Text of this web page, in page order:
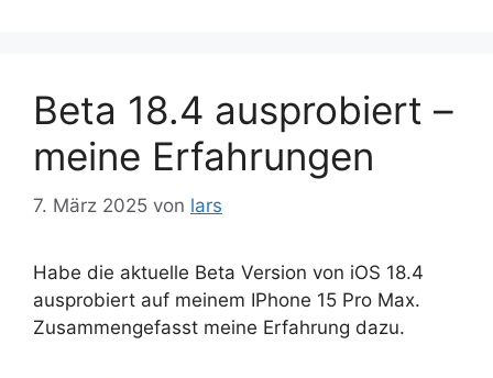
Beta 18.4 ausprobiert –
meine Erfahrungen
7. März 2025 von lars
Habe die aktuelle Beta Version von iOS 18.4
ausprobiert auf meinem IPhone 15 Pro Max.
Zusammengefasst meine Erfahrung dazu.